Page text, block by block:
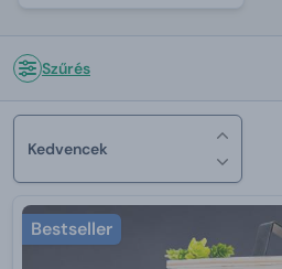
Szűrés
Kedvencek
Bestseller